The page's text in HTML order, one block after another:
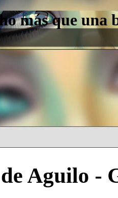
más que una
Aguilo -